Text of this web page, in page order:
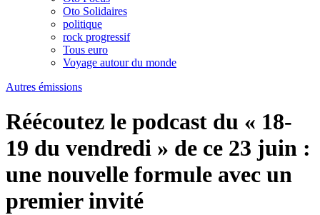
Oto Solidaires
politique
rock progressif
Tous euro
Voyage autour du monde
Autres émissions
Réécoutez le podcast du « 18-
19 du vendredi » de ce 23 juin :
une nouvelle formule avec un
premier invité